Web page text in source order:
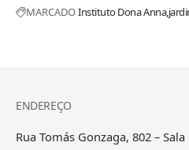
MARCADOInstituto Dona Anna
ENDEREÇO
Rua Tomás Gonzaga, 802 –